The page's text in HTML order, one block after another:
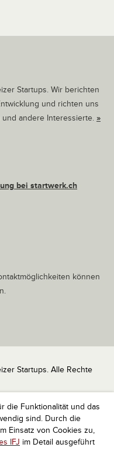
die Funktionalität und das
sind. Durch die
Einsatz von Cookies zu,
IFJ im Detail ausgeführt
Startups. Wir berichten
und richten uns
andere Interessierte. »
bei startwerk.ch
können
Startups. Alle Rechte